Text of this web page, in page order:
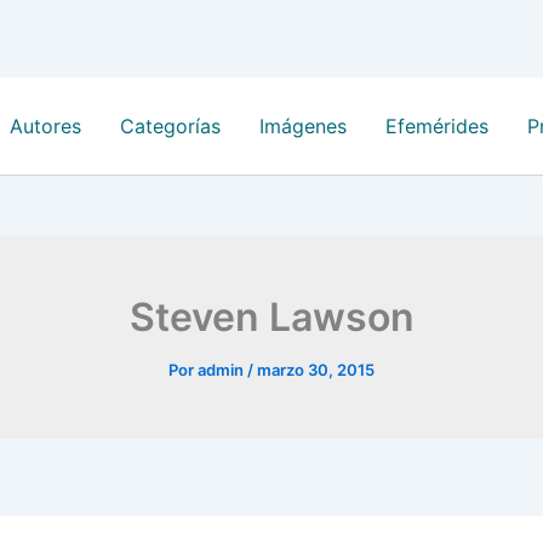
Autores Categorías Imágenes Efemérides
Steven Lawson
Poradmin /marzo 30, 2015